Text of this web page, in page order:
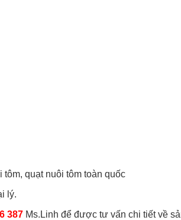
tôm, quạt nuôi tôm toàn quốc
lý.
387Ms.Linh để được tư vấn chi tiết về